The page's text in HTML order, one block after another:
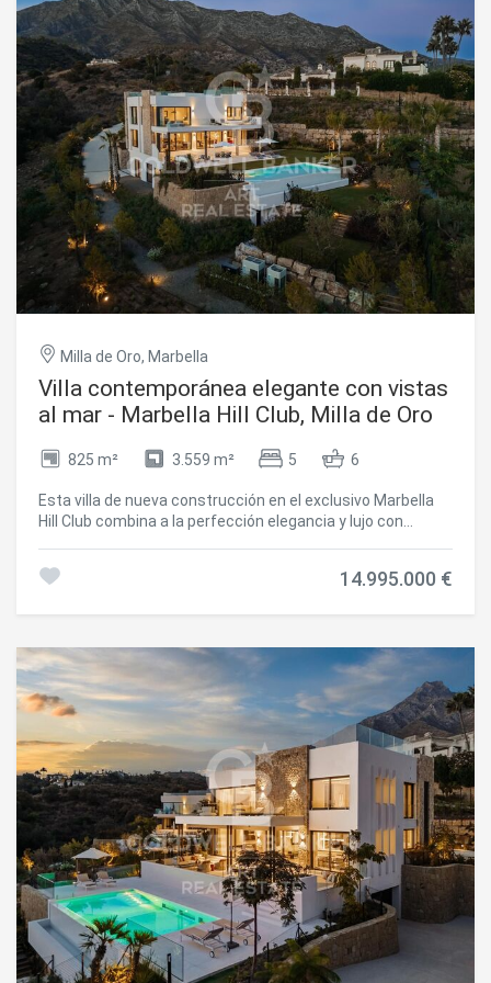
sofisticado y elegante. El complejo ofrece acceso privado
directo a la playa y al paseo marítimo, ideal para paseos
hacia Puerto Banús o Marbella, pasando por hoteles de lujo
y restaurantes reconocidos. Una residencia perfecta para
quienes buscan vida frente al mar en una ubicación
privilegiada en Marbella. #ref:CBSH1263
Milla de Oro, Marbella
Villa contemporánea elegante con vistas
al mar - Marbella Hill Club, Milla de Oro
825 m² 3.559 m² 5 6
Esta villa de nueva construcción en el exclusivo Marbella
Hill Club combina a la perfección elegancia y lujo con
sofisticado a toda la vivienda. Una paleta de colores
una atmósfera atemporal de refinamiento. Cada detalle ha
sido cuidadosamente seleccionado, con acentos que
elevan el diseño a una auténtica obra de arte. El espacio de
estar de planta abierta ofrece una sensación de armonía,
manteniendo al mismo tiempo la separación entre las
distintas áreas. El salón está diseñado para ofrecer el
máximo confort y relajación, con tonos suaves y obras de
arte elegidas que aportan equilibrio y personalidad. La
cocina, elegante y funcional, está equipada con
electrodomésticos de última generación, mobiliario de
diseño y vinoteca, creando un espacio perfecto para
cocinar y disfrutar en compañía. Los dormitorios son
igualmente impresionantes, con materiales de la más alta
calidad y una decoración que combina lujo y confort para
crear un refugio acogedor. Los baños son elegantes y
relajantes, con lavabos dobles, duchas tipo lluvia y bañeras
14.995.000 €